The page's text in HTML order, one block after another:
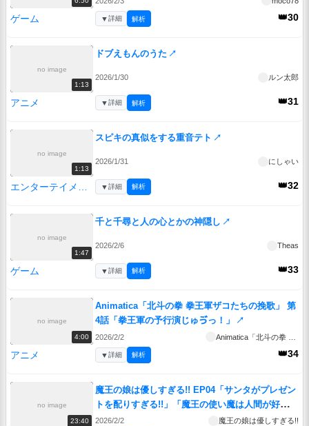
ゲーム 👑30
▼詳細 解析
no image
1:13
ドブえもんのうた ↗
2026/1/30 ルン太郎
アニメ 👑31
▼詳細 解析
no image
1:13
スピキの真似をする重音テト ↗
2026/1/31 にしゃい
エンターテイメント 👑32
▼詳細 解析
no image
1:47
千と千尋と人の心とかの神隠し ↗
2026/2/6 Theas
ゲーム 👑33
▼詳細 解析
no image
4:00
Animatica「北斗の拳 拳王軍ザコたちの挽歌」 第
4話「拳王軍の予行演じゅゔっ！」
↗
2026/2/2
アニメ 👑34
▼詳細 解析
no image
23:40
魔王の娘は優しすぎる!! EP04「サンタがプレゼン
トを配りすぎる!!」「魔王の使い魔は人間が好きす
ぎる!!」
2026/2/2 魔王の娘は優しすぎる!!